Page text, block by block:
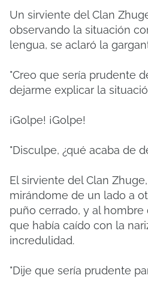
Un sirviente del Clan
observando la situación
lengua, se aclaró la
"Creo que sería prudente
dejarme explicar la
¡Golpe! ¡Golpe!
"Disculpe, ¿qué acaba de
El sirviente del Clan
mirándome de un lado a
puño cerrado, y al
que había caído con la
incredulidad.
"Dije que sería prudente